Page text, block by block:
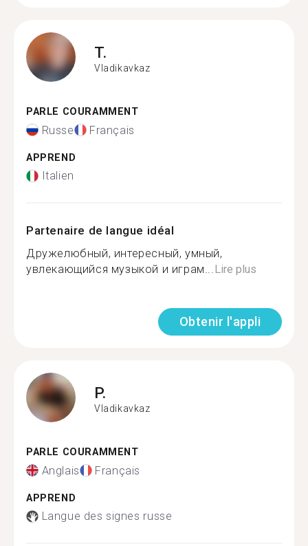
T.
Vladikavkaz
PARLE COURAMMENT
Russe Français
APPREND
Italien
Partenaire de langue idéal
Дружелюбный, интересный, умный,
увлекающийся музыкой и играм...Lire plus
Obtenir l'appli
P.
Vladikavkaz
PARLE COURAMMENT
Anglais Français
APPREND
Langue des signes russe